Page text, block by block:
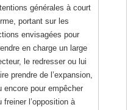
générales à court
portant sur les
envisagées pour
en charge un large
le redresser ou lui
prendre de l’expansion,
encore pour empêcher
freiner l’opposition à